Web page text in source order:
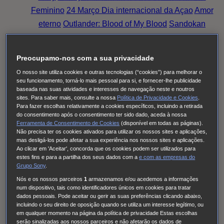
Feminino 24 Março Dia internacional da Açao Amor
eterno Outlander: Blood of My Blood Sandokan
Family Talks: Luta Rosa, Pensa Rosa (2025) O
HUDSON & REX
Cobra Kai
Generation O MEU NOME É FARAH THE
NARROW ROAD TO THE DEEP NORTH Tom &
Lola Long Bright RiverAlert Doutora Larsen Quarto
309 Red Eye High Country Family Talks: Luta Rosa,
Pensa Rosa (2024) Family Talks: Mulheres WOW
Homem Errado
S.W.A.T.: Força de intervenção
Viola Come Il Mare Frente a Frente Family Talks:
Cinema à Portuguesa Os Filmes da Tua Vida
Cinema com C Maiúsculo Frente a Frente Three
Pines The Good Karma Hospital Einstein O Paraíso
Preocupamo-nos com a sua privacidade
O nosso site utiliza cookies e outras tecnologias (“cookies”) para melhorar o
seu funcionamento, torná-lo mais pessoal para si, e fornecer-lhe publicidade
baseada nas suas atividades e interesses de navegação neste e noutros
sites. Para saber mais, consulte a nossa Política de Privacidade e Cookies
Para fazer escolhas relativamente a cookies específicos, incluindo a retirada
do consentimento após o consentimento ter sido dado, aceda à nossa
Ferramenta de Consentimento de Cookies (disponível em todas as páginas).
Não precisa ter os cookies ativados para utilizar os nossos sites e aplicações,
mas desligá-los pode afetar a sua experiência nos nossos sites e aplicações.
Ao clicar em 'Aceitar', concorda que os cookies podem ser utilizados para
estes fins e para a partilha dos seus dados com ae comas empresas do
Grupo Sony.
Nós e os nossos parceiros1 armazenamos e/ou acedemos a informações
num dispositivo, tais como identificadores únicos em cookies para tratar
dados pessoais. Pode aceitar ou gerir as suas preferências clicando abaixo,
incluindo o seu direito de oposição quando se utiliza um interesse legítimo, ou
em qualquer momento na página da política de privacidade Estas escolhas
serão sinalizadas aos nossos parceiros e não afetarão os dados de